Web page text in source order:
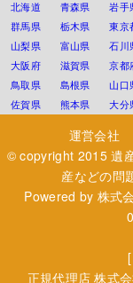
北海道 青森県 岩手
群馬県
栃木県 東京
山梨県
富山県 石川
大阪府
滋賀県 京都
鳥取県
島根県 山口
佐賀県
熊本県 大分
運営会社
© copyright 2015遺
産などの問
Powered by 株式
[
正規代理店株式